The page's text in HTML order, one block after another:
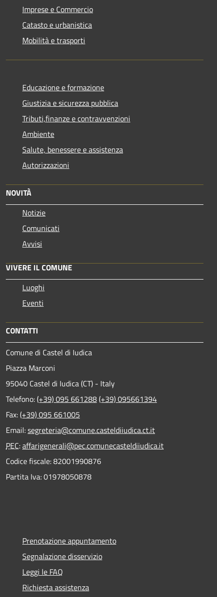
Imprese e Commercio
Catasto e urbanistica
Mobilità e trasporti
Educazione e formazione
Giustizia e sicurezza pubblica
Tributi,finanze e contravvenzioni
Ambiente
Salute, benessere e assistenza
Autorizzazioni
NOVITÀ
Notizie
Comunicati
Avvisi
VIVERE IL COMUNE
Luoghi
Eventi
CONTATTI
Comune di Castel di Iudica
Piazza Marconi
95040 Castel di Iudica (CT) - Italy
Telefono:(+39) 095 661288(+39) 095661394
Fax:(+39) 095 661005
Email:segreteria@comune.casteldiiudica.ct.it
PEC:affarigenerali@pec.comunecasteldiiudica.it
Codice fiscale: 82001990876
Partita Iva: 01978050878
Prenotazione appuntamento
Segnalazione disservizio
Leggi le FAQ
Richiesta assistenza